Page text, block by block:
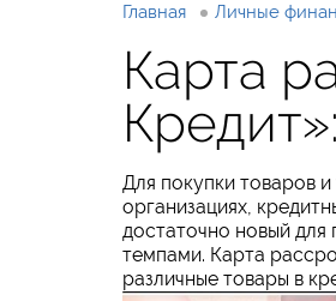
Главная Личные
Карта
Для покупки товаров
организациях,
достаточно новый
темпами. Карта
различные товары в